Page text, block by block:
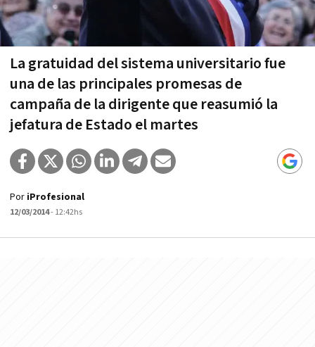
La gratuidad del sistema universitario fue
una de las principales promesas de
campaña de la dirigente que reasumió la
jefatura de Estado el martes
Por iProfesional
12/03/2014- 12:42hs